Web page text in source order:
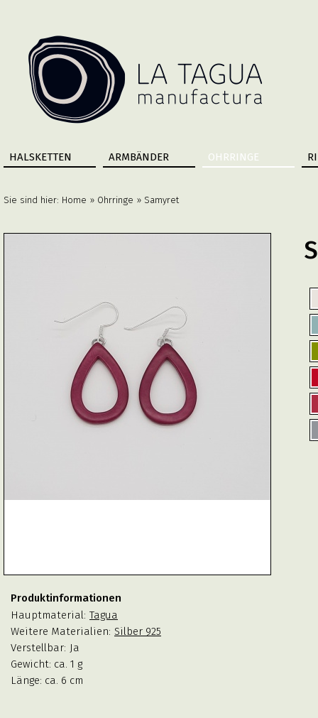
HALSKETTEN ARMBÄNDER OHRRINGE
Sie sind hier: Home » Ohrringe » Samyret
Produktinformationen
Hauptmaterial: Tagua
Weitere Materialien: Silber 925
Verstellbar: Ja
Gewicht: ca. 1 g
Länge: ca. 6 cm